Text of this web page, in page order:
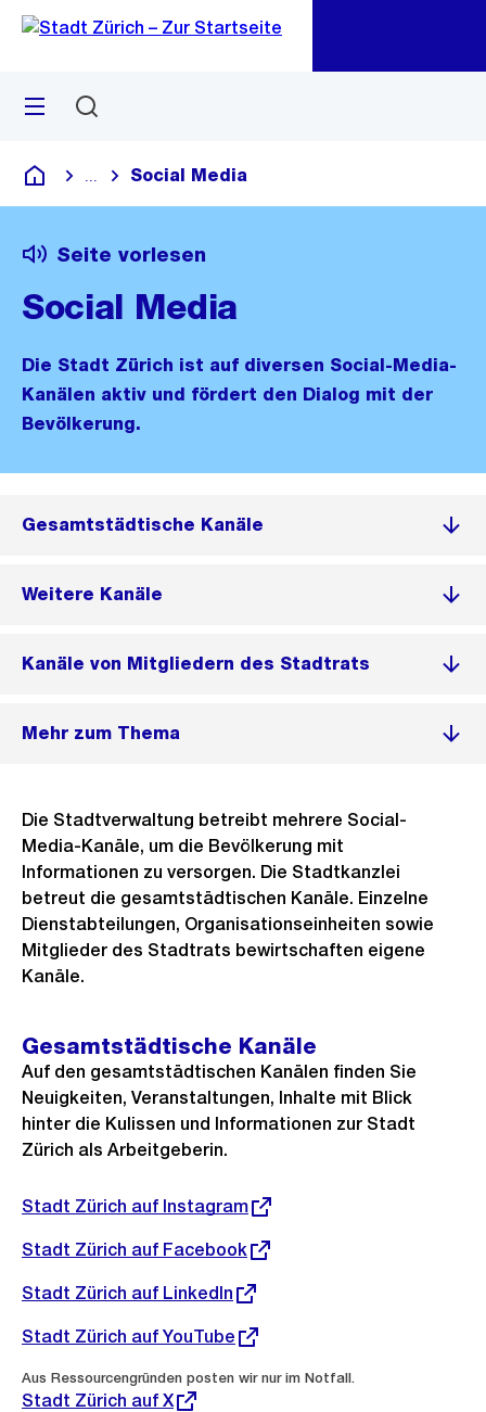
Navigation
Sprunglink
Menü
Deutsch
Blende alle Breadcrumbs ein
Social Media
Seite vorlesen
Social Media
Die Stadt Zürich ist auf diversen Social-Media-
Kanälen aktiv und fördert den Dialog mit der
Bevölkerung.
Gesamtstädtische Kanäle
Weitere Kanäle
Kanäle von Mitgliedern des Stadtrats
Mehr zum Thema
Die Stadtverwaltung betreibt mehrere Social-
Media-Kanäle, um die Bevölkerung mit
Informationen zu versorgen. Die Stadtkanzlei
betreut die gesamtstädtischen Kanäle. Einzelne
Dienstabteilungen, Organisationseinheiten sowie
Mitglieder des Stadtrats bewirtschaften eigene
Kanäle.
Gesamtstädtische Kanäle
Auf den gesamtstädtischen Kanälen finden Sie
Neuigkeiten, Veranstaltungen, Inhalte mit Blick
hinter die Kulissen und Informationen zur Stadt
Zürich als Arbeitgeberin.
Externer
Stadt Zürich auf Instagram
Externer
Stadt Zürich auf Facebook
Externer
Stadt Zürich auf LinkedIn
Externer
Stadt Zürich auf YouTube
Aus Ressourcengründen posten wir nur im Notfall.
Externer
Link:
Stadt Zürich auf X